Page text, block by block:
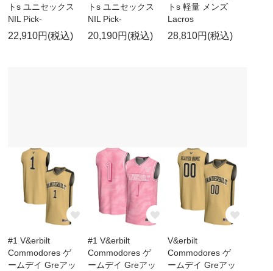
トs ユニセックス
NIL Pick-
22,910円(税込)
トs ユニセックス
NIL Pick-
20,190円(税込)
トs 軽量 メンズ
Lacros
28,810円(税込)
#1 V&erbilt
Commodores ゲ
ームデイ Greアッ
#1 V&erbilt
Commodores ゲ
ームデイ Greアッ
V&erbilt
Commodores ゲ
ームデイ Greアッ